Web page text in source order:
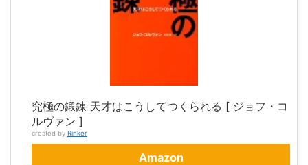
究極の鍛錬 天才はこうしてつくられる [ ジョフ・コ
ルヴァン ]
created by Rinker
Amazon